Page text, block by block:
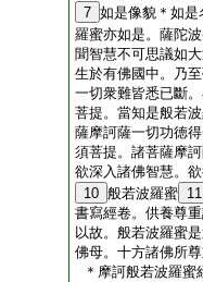
7 如是像貌＊如是
羅蜜亦如是。薩陀
聞智慧不可思議如
生於有佛國中。乃
一切衆難皆悉已斷
菩提。當知是般若
薩摩訶薩一切功徳
須菩提。諸菩薩摩
欲深入諸佛智慧。
10 般若波羅蜜 11
書寫經卷。供養尊
以故。般若波羅蜜
佛母。十方諸佛所
＊摩訶般若波羅蜜